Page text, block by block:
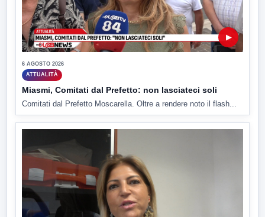
▶
6 AGOSTO 2026
ATTUALITÀ
Miasmi, Comitati dal Prefetto: non lasciateci soli
Comitati dal Prefetto Moscarella. Oltre a rendere noto il flash...